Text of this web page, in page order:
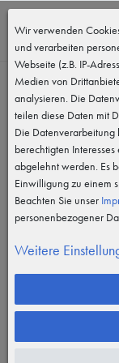
MENÜ
Wir verwenden
und verarbeiten
Webseite (z.B. IP-
Medien von
analysieren. Die
teilen diese Daten mit
Die
berechtigten
abgelehnt werden. Es
Einwilligung zu einem
Beachten Sie unser
personenbezogener
Weitere